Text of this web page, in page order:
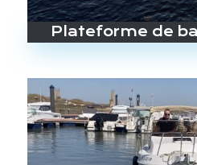
Plateforme de